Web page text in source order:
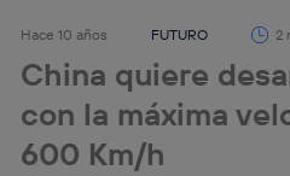
Hace 10 años FUTURO 2
China quiere
con la máxima
600 Km/h